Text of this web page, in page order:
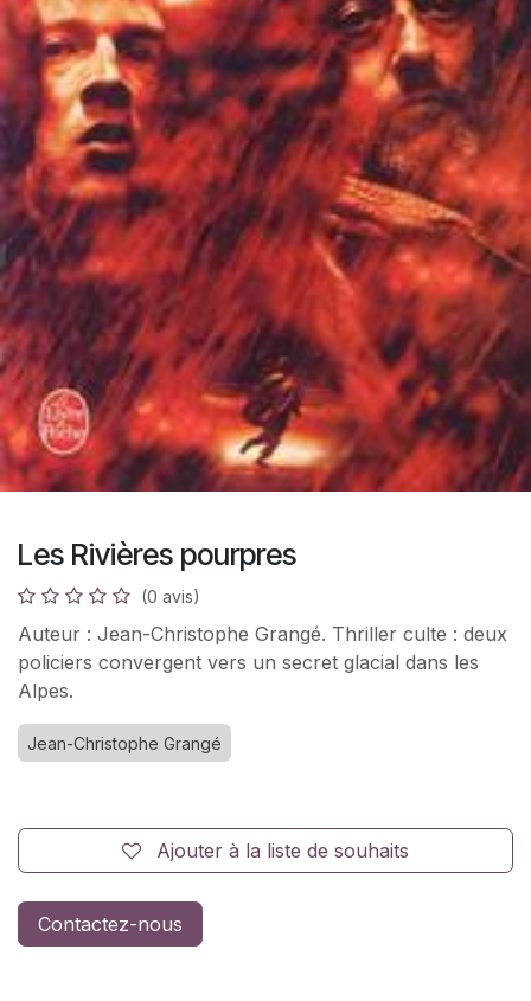
Les Rivières pourpres
(0 avis)
Auteur : Jean-Christophe Grangé. Thriller culte : deux
policiers convergent vers un secret glacial dans les
Alpes.
Jean-Christophe Grangé
Ajouter à la liste de souhaits
Contactez-nous